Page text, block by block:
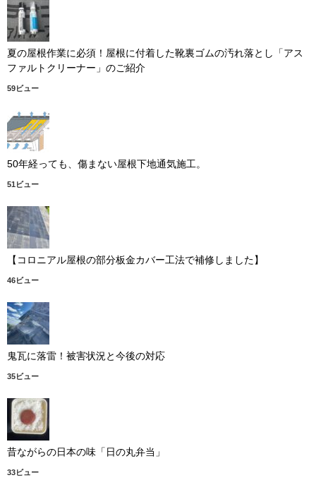
夏の屋根作業に必須！屋根に付着した靴裏ゴムの汚れ落とし「アス
ファルトクリーナー」のご紹介
59ビュー
50年経っても、傷まない屋根下地通気施工。
51ビュー
【コロニアル屋根の部分板金カバー工法で補修しました】
46ビュー
鬼瓦に落雷！被害状況と今後の対応
35ビュー
昔ながらの日本の味「日の丸弁当」
33ビュー